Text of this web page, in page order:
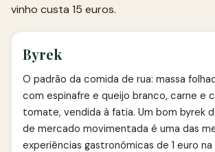
vinho custa 15 euros.
Byrek
O padrão da comida de rua: massa
com espinafre e queijo branco, carne e
tomate, vendida à fatia. Um bom byrek
de mercado movimentada é uma das
experiências gastronómicas de 1 euro na